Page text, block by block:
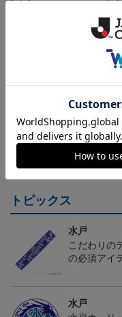
（Sｰ3XL）2026/27 オー
センティックユニフォー
20,020円～25,520円
水
ー
トピックス
水戸
こだわりの
の必須アイ
水戸